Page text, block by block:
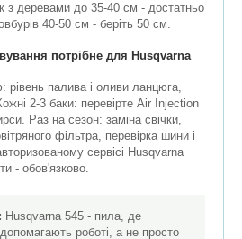
з деревами до 35-40 см - достатньо
40-50 см - беріть 50 см.
потрібне для Husqvarna
рівень палива і оливи ланцюга,
2-3 баки: перевірте Air Injection
Раз на сезон: заміна свічки,
фільтра, перевірка шини і
сервісі Husqvarna
- обов'язково.
Husqvarna 545 - пила, де
роботі, а не просто